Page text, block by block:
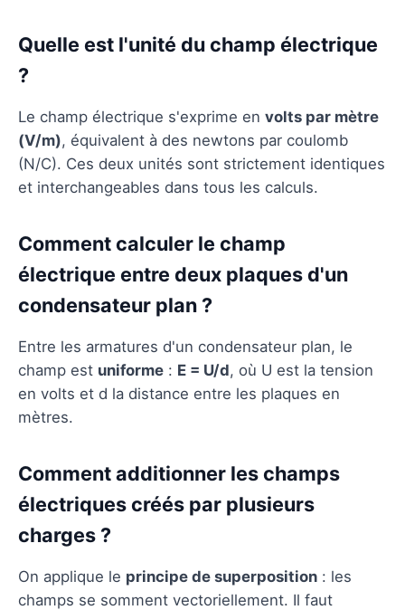
Quelle est l'unité du champ électrique
?
Le champ électrique s'exprime en volts par mètre
(V/m), équivalent à des newtons par coulomb
(N/C). Ces deux unités sont strictement identiques
et interchangeables dans tous les calculs.
Comment calculer le champ
électrique entre deux plaques d'un
condensateur plan ?
Entre les armatures d'un condensateur plan, le
champ est uniforme : E = U/d, où U est la tension
en volts et d la distance entre les plaques en
mètres.
Comment additionner les champs
électriques créés par plusieurs
charges ?
On applique le principe de superposition : les
champs se somment vectoriellement. Il faut